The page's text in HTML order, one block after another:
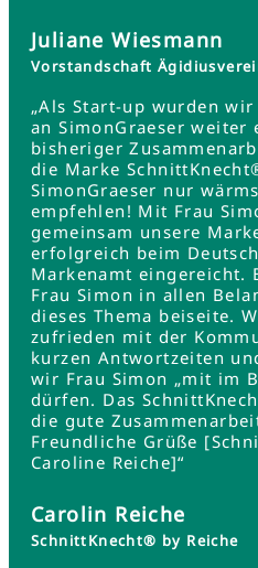
Juliane Wiesmann
Vorstandschaft
„Als Start-up wurden
an SimonGraeser weiter
bisheriger
die Marke
SimonGraeser nur
empfehlen! Mit Frau
gemeinsam unsere
erfolgreich beim
Markenamt eingereicht.
Frau Simon in allen
dieses Thema beiseite.
zufrieden mit der
kurzen Antwortzeiten
wir Frau Simon „mit im
dürfen. Das
die gute
Freundliche Grüße
Caroline Reiche]“
Carolin Reiche
SchnittKnecht® by Reiche